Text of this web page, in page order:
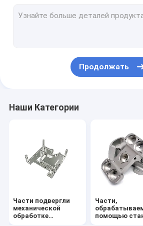
Алюминиевое снабжение
Skived теплоотвод ребра
Теплоотводы на холодной
выполненные на заказ весны
Продолжать
Наши Категории
Части подвергли
механической
обработке
Части,
помощью